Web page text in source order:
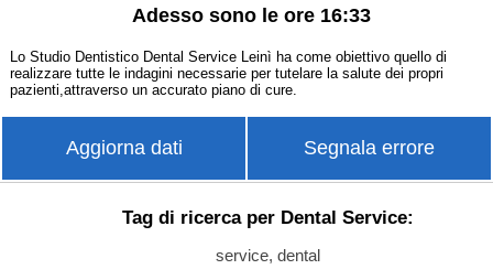
Adesso sono le ore 16:33
Lo Studio Dentistico Dental Service Leinì ha come obiettivo quello di
realizzare tutte le indagini necessarie per tutelare la salute dei propri
pazienti,attraverso un accurato piano di cure.
Aggiorna dati Segnala errore
Tag di ricerca per Dental Service:
service, dental